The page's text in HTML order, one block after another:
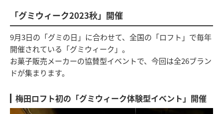
「グミウィーク2023秋」開催
9月3日の「グミの日」に合わせて、全国の「ロフト」で毎年
開催されている「グミウィーク」。
お菓子販売メーカーの協賛型イベントで、今回は全26ブラン
ドが集まります。
梅田ロフト初の「グミウィーク体験型イベント」開催